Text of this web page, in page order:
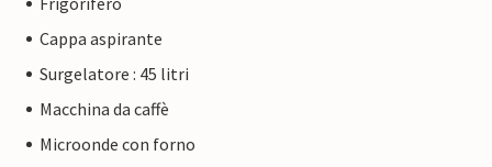
Cappa aspirante
Surgelatore : 45 litri
Macchina da caffè
Microonde con forno